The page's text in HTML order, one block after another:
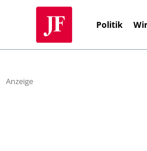
Politik
Anzeige